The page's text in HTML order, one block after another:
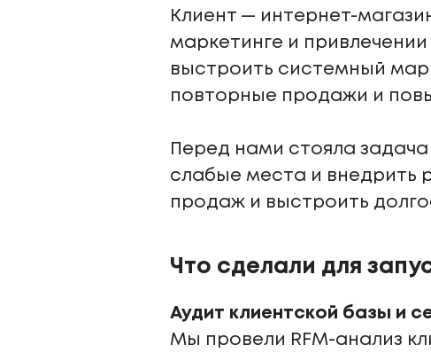
Клиент — интернет-
маркетинге и
выстроить системный
повторные продажи и
Перед нами стояла
слабые места и внедрить
продаж и выстроить
Что сделали для
Аудит клиентской базы и
Мы провели RFM-анализ